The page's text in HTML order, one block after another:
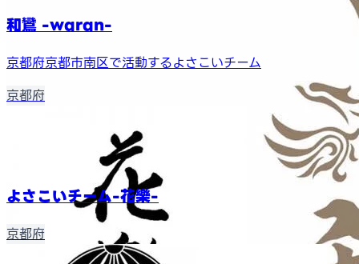
和鸞 -waran-
京都府京都市南区で活動するよさこいチーム
京都府
よさこいチーム-花樂-
京都府